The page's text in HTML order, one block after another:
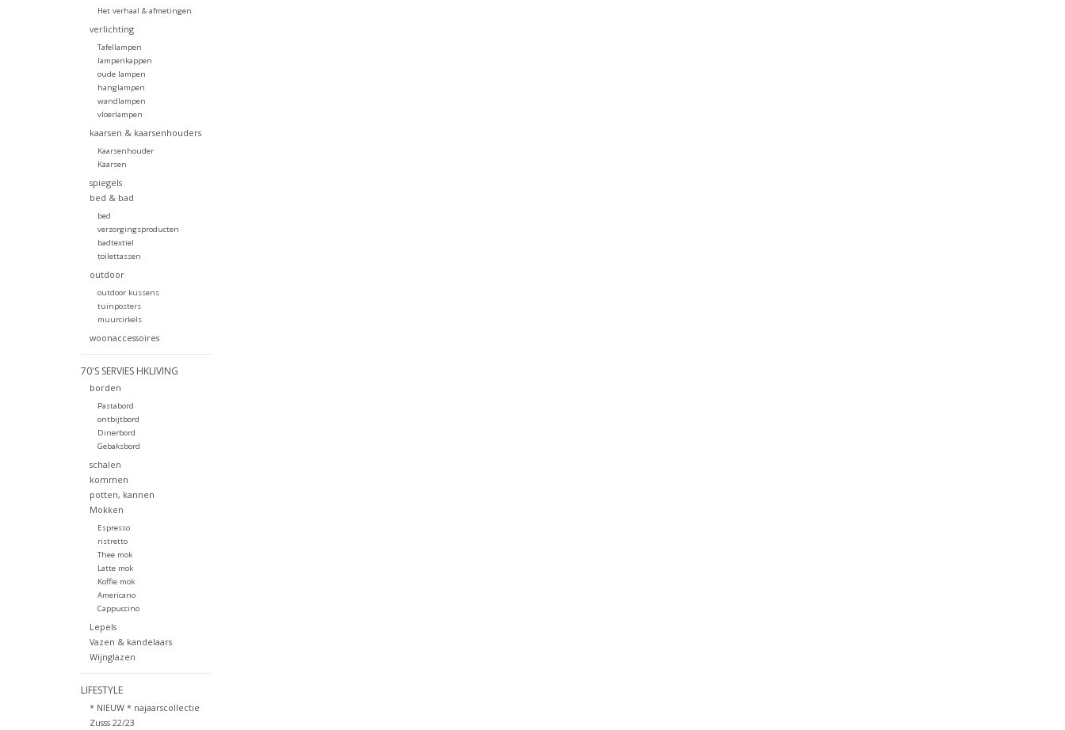
Het verhaal & afmetingen
verlichting
Tafellampen
lampenkappen
oude lampen
hanglampen
wandlampen
vloerlampen
kaarsen & kaarsenhouders
Kaarsenhouder
Kaarsen
spiegels
bed & bad
bed
verzorgingsproducten
badtextiel
toilettassen
outdoor
outdoor kussens
tuinposters
muurcirkels
woonaccessoires
70'S SERVIES HKLIVING
borden
Pastabord
ontbijtbord
Dinerbord
Gebaksbord
schalen
kommen
potten, kannen
Mokken
Espresso
ristretto
Thee mok
Latte mok
Koffie mok
Americano
Cappuccino
Lepels
Vazen & kandelaars
Wijnglazen
LIFESTYLE
* NIEUW * najaarscollectie
Zusss 22/23